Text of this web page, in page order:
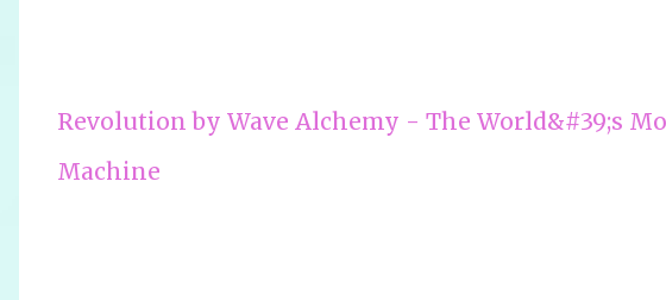
Revolution by Wave Alchemy - The World&#39;s
Machine